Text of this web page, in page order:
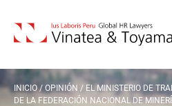
INICIO/ OPINIÓN / EL MINISTERIO DE
DE LA FEDERACIÓN NACIONAL DE